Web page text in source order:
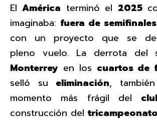
ElAmérica terminó el 2025
imaginaba: fuera de semifinales
con un proyecto que se
pleno vuelo. La derrota del
Monterrey en los cuartos de
selló su eliminación,
momento más frágil del
construcción del tricampeonato